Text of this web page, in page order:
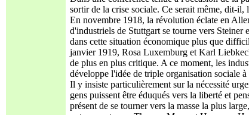
sortir de la crise sociale. Ce serait même, dit-
En novembre 1918, la révolution éclate en
d'industriels de Stuttgart se tourne vers Steiner
dans cette situation économique plus que
janvier 1919, Rosa Luxemburg et Karl
de plus en plus critique. A ce moment, les
développe l'idée de triple organisation sociale
Il y insiste particulièrement sur la nécessité
gens puissent être éduqués vers la liberté et
présent de se tourner vers la masse la plus